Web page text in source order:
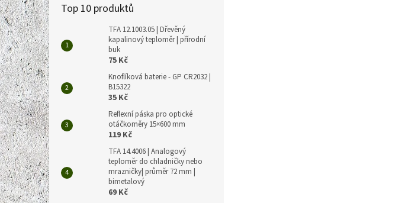
Top 10 produktů
TFA 12.1003.05 | Dřevěný
kapalinový teploměr | přírodní
buk
75 Kč
Knoflíková baterie - GP CR2032 |
B15322
35 Kč
Reflexní páska pro optické
otáčkoměry 15×600 mm
119 Kč
TFA 14.4006 | Analogový
teploměr do chladničky nebo
mrazničky| průměr 72 mm |
bimetalový
69 Kč